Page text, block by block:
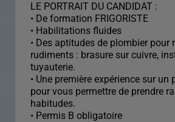
LE PORTRAIT DU CANDIDAT :
• De formation FRIGORISTE
• Habilitations fluides
• Des aptitudes de plombier pour
rudiments : brasure sur cuivre,
tuyauterie.
• Une première expérience sur un
pour vous permettre de prendre
habitudes.
• Permis B obligatoire